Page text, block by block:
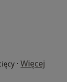
· Więcej